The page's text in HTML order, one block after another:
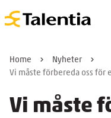
Home
Nyheter
Vi måste förbereda oss för
Vi måste